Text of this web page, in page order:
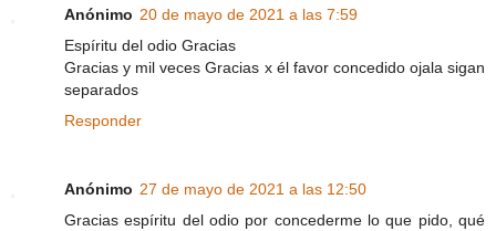
Anónimo 20 de mayo de 2021 a las 7:59
Espíritu del odio Gracias
Gracias y mil veces Gracias x él favor concedido ojala sigan
separados
Responder
Anónimo 27 de mayo de 2021 a las 12:50
Gracias espíritu del odio por concederme lo que pido, qué